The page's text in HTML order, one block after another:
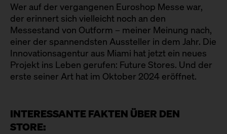
Wer auf der vergangenen Euroshop Messe war,
der erinnert sich vielleicht noch an den
Messestand von Outform – meiner Meinung nach,
einer der spannendsten Aussteller in dem Jahr. Die
Innovationsagentur aus Miami hat jetzt ein neues
Projekt ins Leben gerufen: Future Stores. Und der
erste seiner Art hat im Oktober 2024 eröffnet.
INTERESSANTE FAKTEN ÜBER DEN
STORE: